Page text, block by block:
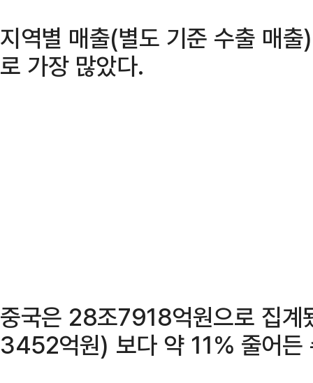
지역별 매출(별도 기준 수출 매
로 가장 많았다.
중국은 28조7918억원으로 집
3452억원) 보다 약 11% 줄어든